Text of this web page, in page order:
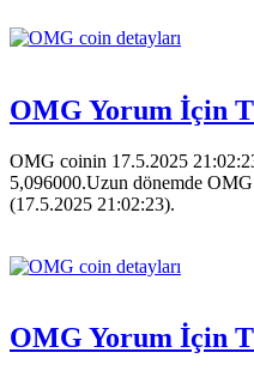
OMG Yorum İçin
OMG coinin 17.5.2025
5,096000.Uzun dönemde
(17.5.2025 21:02:23).
OMG Yorum İçin